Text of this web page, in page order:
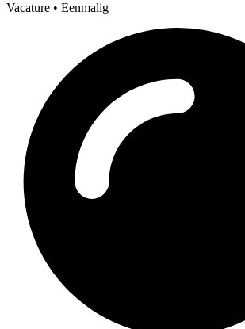
Vacature • Eenmalig